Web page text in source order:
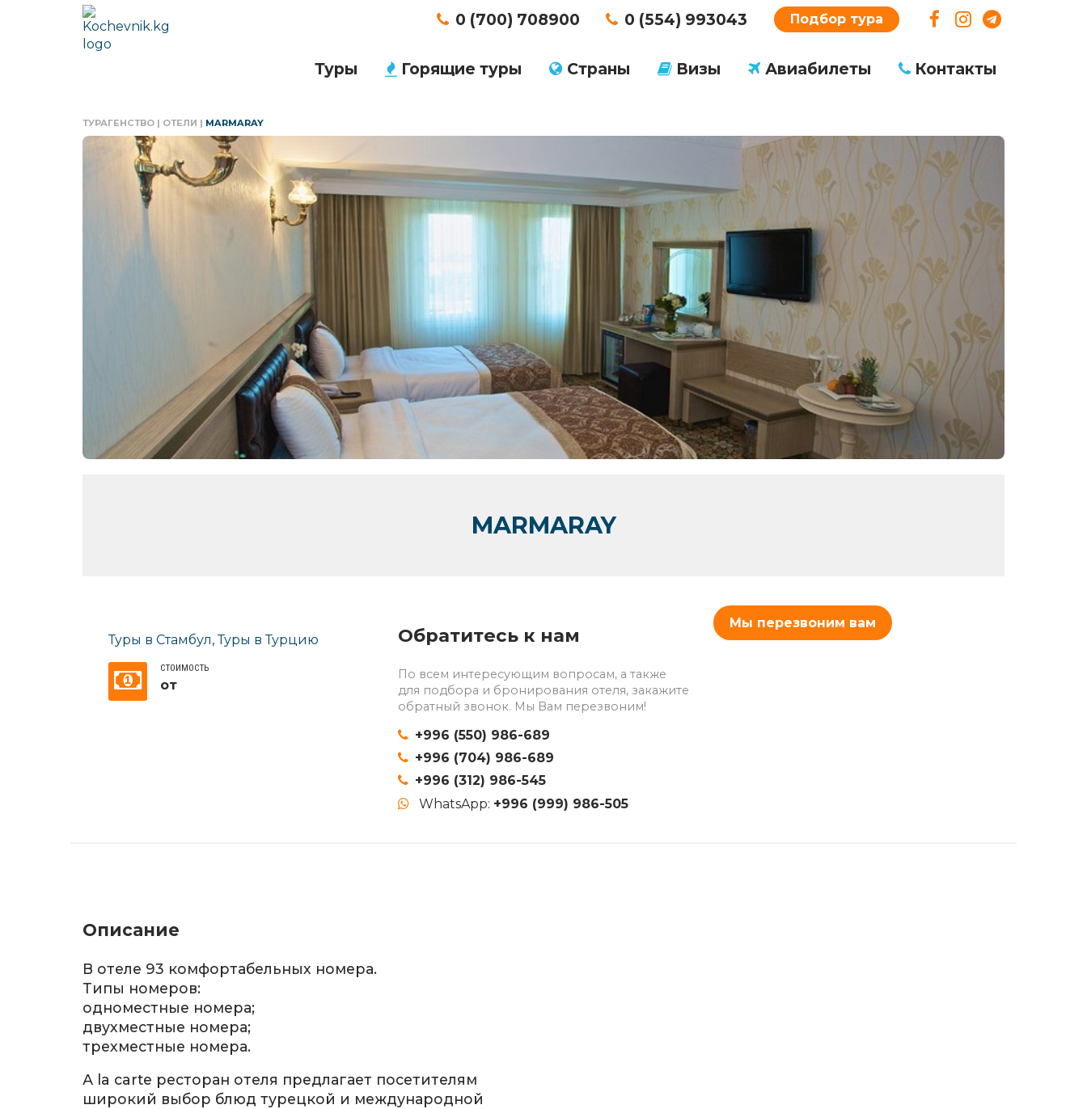
0 (700) 708900 0 (554) 993043 Подбор тура
Туры Горящие туры Страны Визы Авиабилеты Контакты
ТУРАГЕНСТВО | ОТЕЛИ | MARMARAY
MARMARAY
Туры в Стамбул,Туры в Турцию
СТОИМОСТЬ
от
Обратитесь к нам
По всем интересующим вопросам, а также
для подбора и бронирования отеля, закажите
обратный звонок. Мы Вам перезвоним!
+996 (550) 986-689
+996 (704) 986-689
+996 (312) 986-545
WhatsApp: +996 (999) 986-505
Мы перезвоним вам
Описание
В отеле 93 комфортабельных номера.
Типы номеров:
одноместные номера;
двухместные номера;
трехместные номера.
А la carte ресторан отеля предлагает посетителям
широкий выбор блюд турецкой и международной